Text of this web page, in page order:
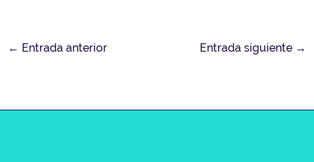
← Entrada anterior Entrada siguiente →